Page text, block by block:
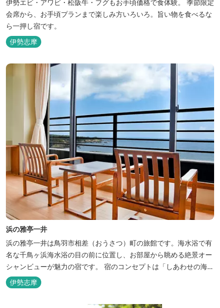
伊勢エビ・アワビ・松阪牛・フグもお手頃価格で食体験。 季節限定
会席から、お手頃プランまで楽しみ方いろいろ。旨い物を食べるな
ら一押し宿です。
伊勢志摩
浜の雅亭一井
浜の雅亭一井は鳥羽市相差（おうさつ）町の旅館です。海水浴で有
名な千鳥ヶ浜海水浴の目の前に位置し、お部屋から眺める絶景オー
シャンビューが魅力の宿です。 宿のコンセプトは「しあわせの海
へ、ようきたなあ」。鳥羽市の南端「相差(おうさつ)」は太平洋に
面したみなと町。相差の海は、おいしい海産物、海女さん、美しい
千鳥ヶ浜、海に浮く富士山、水平線に昇る朝陽といった自然に恵ま
伊勢志摩